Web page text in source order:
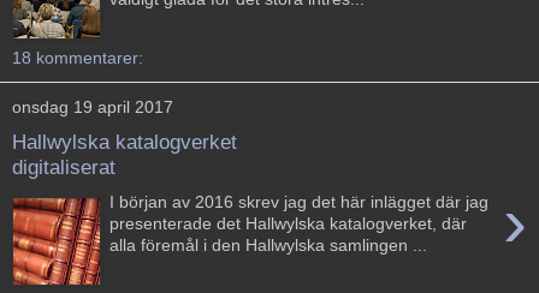
18 kommentarer:
onsdag 19 april 2017
Hallwylska katalogverket
digitaliserat
›
I början av 2016 skrev jag det här inlägget där jag
presenterade det Hallwylska katalogverket, där
alla föremål i den Hallwylska samlingen ...